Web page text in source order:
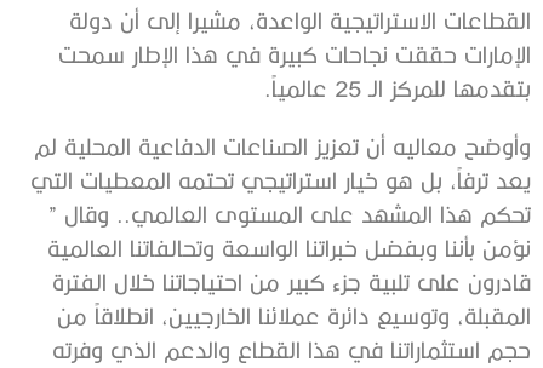
القطاعات الاستراتيجية الواعدة، مشيرا إلى أن دولة
الإمارات حققت نجاحات كبيرة في هذا الإطار سمحت
بتقدمها للمركز الـ 25 عالمياً.
وأوضح معاليه أن تعزيز الصناعات الدفاعية المحلية لم
يعد ترفاً، بل هو خيار استراتيجي تحتمه المعطيات التي
تحكم هذا المشهد على المستوى العالمي.. وقال ”
نؤمن بأننا وبفضل خبراتنا الواسعة وتحالفاتنا العالمية
قادرون على تلبية جزء كبير من احتياجاتنا خلال الفترة
المقبلة، وتوسيع دائرة عملائنا الخارجيين، انطلاقاً من
حجم استثماراتنا في هذا القطاع والدعم الذي وفرته